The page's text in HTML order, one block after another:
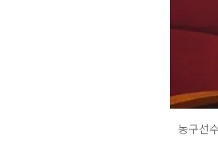
농구선